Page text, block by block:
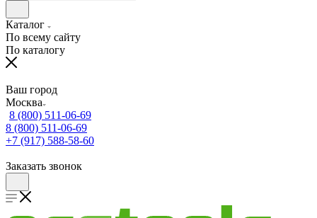
Каталог
По всему сайту
По каталогу
Ваш город
Москва
8 (800) 511-06-69
8 (800) 511-06-69
+7 (917) 588-58-60
Заказать звонок